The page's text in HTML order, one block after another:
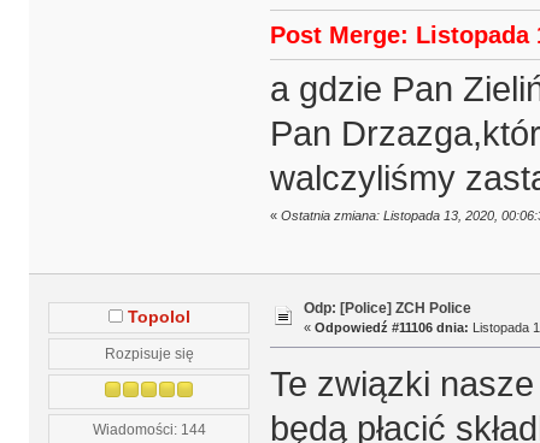
Post Merge: Listopada
a gdzie Pan
Pan
walczyliśmy
« Ostatnia zmiana: Listopada 13, 2020,
Topolol
Rozpisuje się
Wiadomości: 144
Odp: [Police] ZCH Police
« Odpowiedź #11106 dnia: Listopada
Te związki
będą płacić